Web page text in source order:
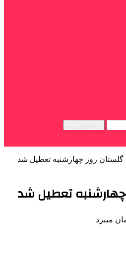
گلستان روز چهارشنبه تعطیل شد
چهارشنبه تعطیل شد